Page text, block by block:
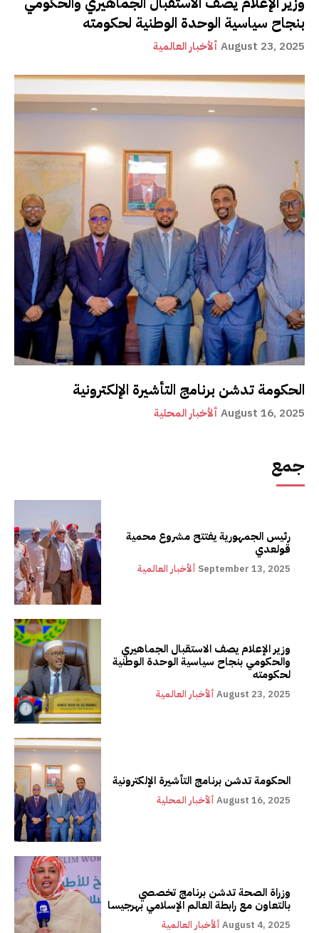
بنجاح سياسية الوحدة الوطنية لحكومته
ألأخبار العالمية August 23, 2025
الحكومة تدشن برنامج التأشيرة الإلكترونية
ألأخبار المحلية August 16, 2025
جمع
رئيس الجمهورية يفتتح مشروع محمية
قولعدي
ألأخبار العالمية September 13, 2025
وزير الإعلام يصف الاستقبال الجماهيري
والحكومي بنجاح سياسية الوحدة الوطنية
لحكومته
ألأخبار العالمية August 23, 2025
الحكومة تدشن برنامج التأشيرة الإلكترونية
ألأخبار المحلية August 16, 2025
وزراة الصحة تدشن برنامج تخصصي
بالتعاون مع رابطة العالم الإسلامي بهرجيسا
ألأخبار العالمية August 4, 2025